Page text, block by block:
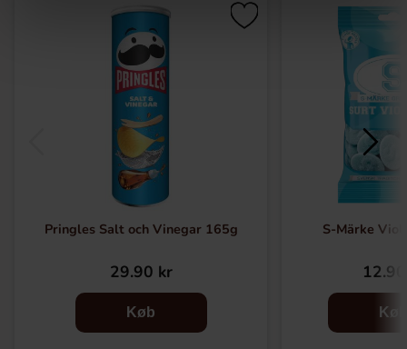
Pringles Salt och Vinegar 165g
29.90 kr
Køb
S-Märke
Køb